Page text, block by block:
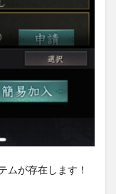
ムが存在します！